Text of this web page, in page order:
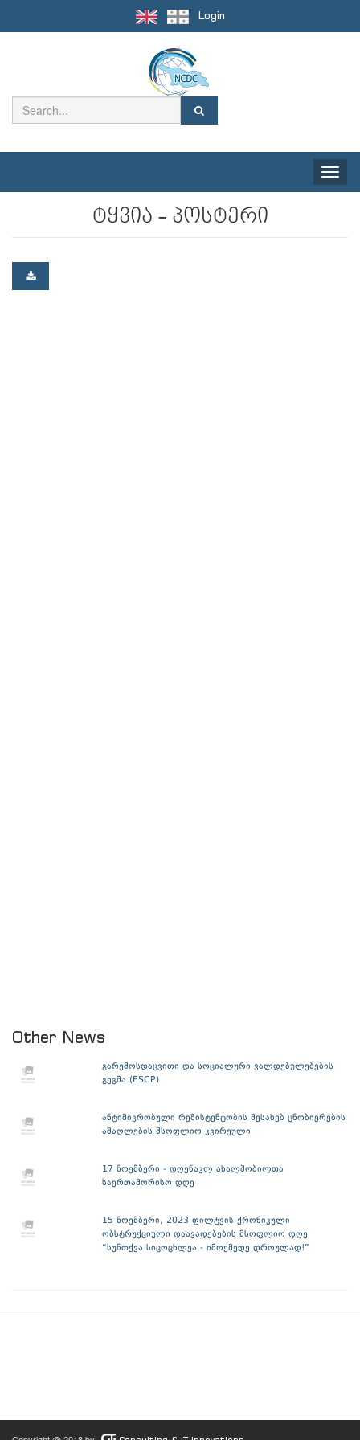
Login
Toggle
ტყვია - პოსტერი
Other News
გარემოსდაცვითი და სოციალური ვალდებულებების
გეგმა (ESCP)
ანტიმიკრობული რეზისტენტობის შესახებ ცნობიერების
ამაღლების მსოფლიო კვირეული
17 ნოემბერი - დღენაკლ ახალშობილთა
საერთაშორისო დღე
15 ნოემბერი, 2023 ფილტვის ქრონიკული
ობსტრუქციული დაავადებების მსოფლიო დღე
“სუნთქვა სიცოცხლეა - იმოქმედე დროულად!”